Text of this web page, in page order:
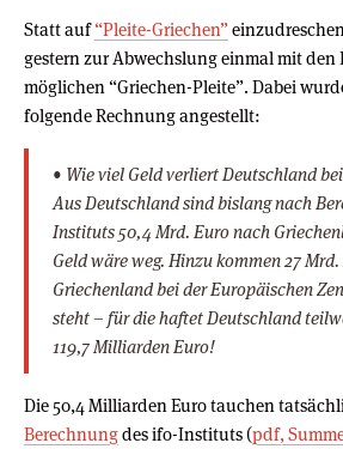
Statt auf“Pleite-Griechen”
gestern zur Abwechslung einmal mit den
möglichen “Griechen-Pleite”. Dabei
folgende Rechnung angestellt:
• Wie viel Geld verliert Deutschland
Aus Deutschland sind bislang nach
Instituts 50,4 Mrd. Euro nach
Geld wäre weg. Hinzu kommen 27
Griechenland bei der Europäischen
steht – für die haftet Deutschland
119,7 Milliarden Euro!
Die 50,4 Milliarden Euro tauchen
Berechnungdes ifo-Instituts (pdf,